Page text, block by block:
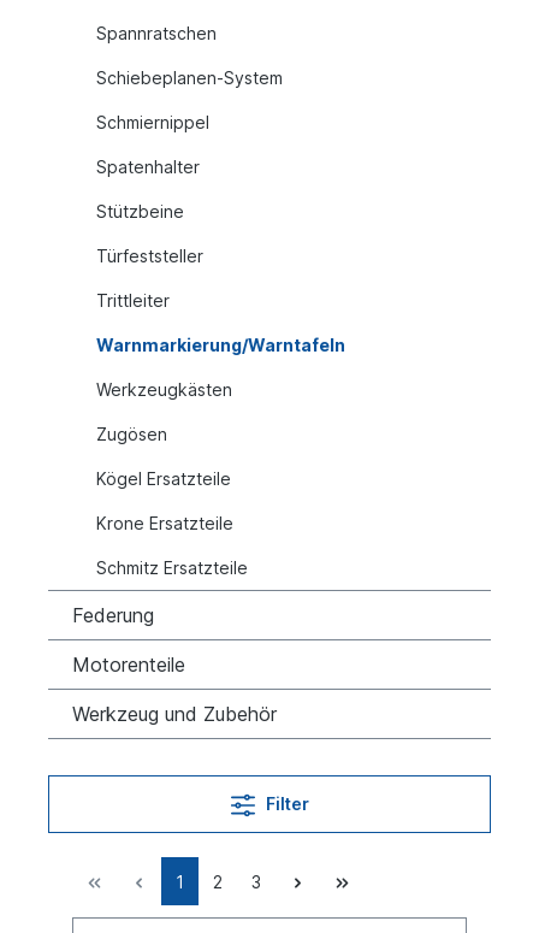
Spannratschen
Schiebeplanen-System
Schmiernippel
Spatenhalter
Stützbeine
Türfeststeller
Trittleiter
Warnmarkierung/Warntafeln
Werkzeugkästen
Zugösen
Kögel Ersatzteile
Krone Ersatzteile
Schmitz Ersatzteile
Federung
Motorenteile
Werkzeug und Zubehör
Filter
1 2 3